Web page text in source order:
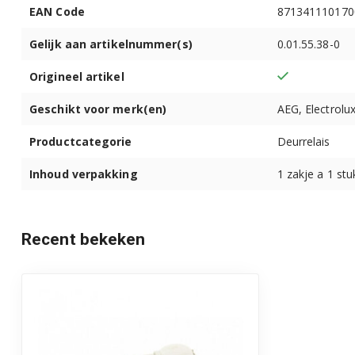
91400202903
91400203002
91400203003
91400203101
EAN Code
Gelijk aan artikelnummer(s) 0.01.55.38-0
Origineel artikel
Geschikt voor merk(en) AEG, Electrolux
Productcategorie Deurrelais
Inhoud verpakking 1 zakje a 1
Recent bekeken